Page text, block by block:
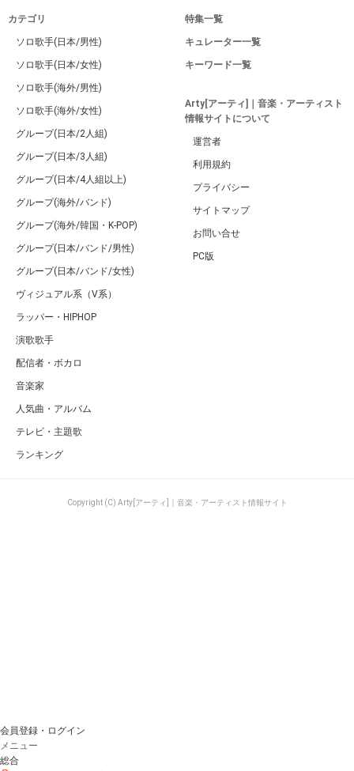
カテゴリ
ソロ歌手(日本/男性)
ソロ歌手(日本/女性)
ソロ歌手(海外/男性)
ソロ歌手(海外/女性)
グループ(日本/2人組)
グループ(日本/3人組)
グループ(日本/4人組以上)
グループ(海外/バンド)
グループ(海外/韓国・K-POP)
グループ(日本/バンド/男性)
グループ(日本/バンド/女性)
ヴィジュアル系（V系）
ラッパー・HIPHOP
演歌歌手
配信者・ボカロ
音楽家
人気曲・アルバム
テレビ・主題歌
ランキング
特集一覧
キュレーター一覧
キーワード一覧
Arty[アーティ]｜音楽・アーティスト
情報サイトについて
運営者
利用規約
プライバシー
サイトマップ
お問い合せ
PC版
Copyright (C) Arty[アーティ]｜音楽・アーティスト情報サイト
会員登録・ログイン
メニュー
総合